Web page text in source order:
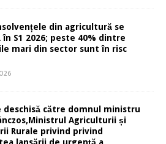
din agricultură se
în S1 2026; peste 40% dintre
mari din sector sunt în risc
deschisă către domnul ministru
Agriculturii și
Rurale privind privind